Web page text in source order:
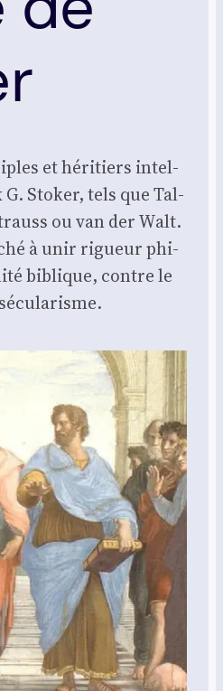
et héri­tiers intel­
Sto­ker, tels que Tal­
ou van der Walt.
à unir rigueur phi­
biblique, contre le